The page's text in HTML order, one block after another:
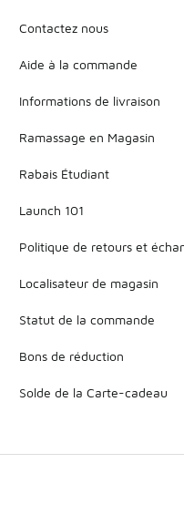
Contactez nous
Aide à la commande
Informations de livraison
Ramassage en Magasin
Rabais Étudiant
Launch 101
Politique de retours et
Localisateur de magasin
Statut de la commande
Bons de réduction
Solde de la Carte-cadeau